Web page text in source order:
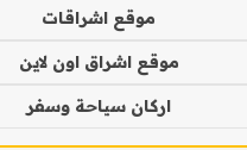
موقع اشراقات
موقع اشراق اون لاين
اركان سياحة وسفر